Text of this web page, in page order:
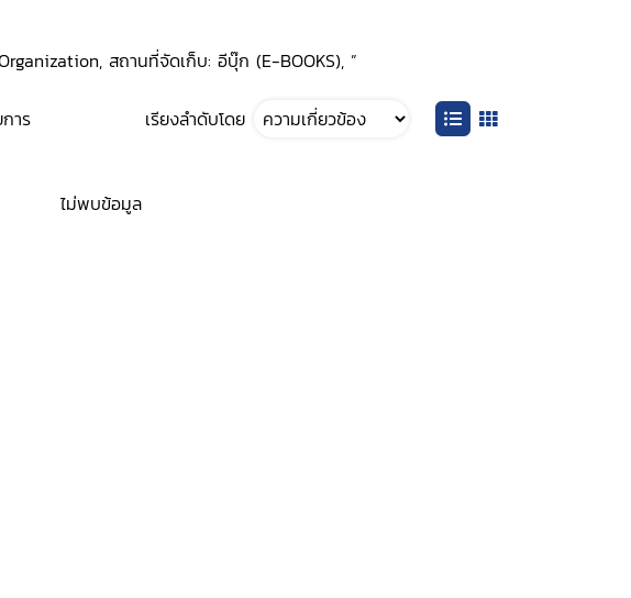
สถานที่จัดเก็บ: อีบุ๊ก (E-BOOKS), ”
าร เรียงลำดับโดย
ไม่พบข้อมูล